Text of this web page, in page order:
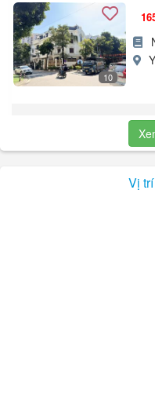
các ngả như Vũ Phạm
+ Nhà thiết kế 5 tầng, kinh
dạy học, kinh doanh mọi
+ Sổ đỏ vuông vắn, pháp lý
+ Giá 32 ...
10
Hoà - Cầu Giấy - 165 tỷ.
Biệt thự lô góc vị trí vàng
Vỉa hè rộng, cây cối mát mẻ.
Đường phố thuận tiện các
Vị